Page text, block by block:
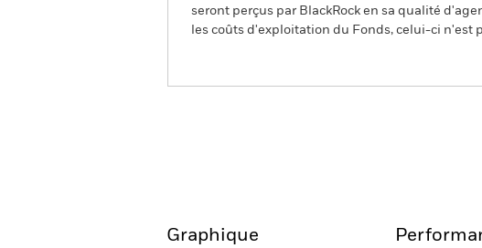
seront perçus par BlackRock en sa qualité
les coûts d'exploitation du Fonds, celui-ci n'est
Graphique